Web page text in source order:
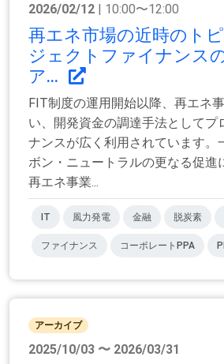
2026/02/12 | 10:00〜12:00
再エネ市場の近時のト
ジェクトファイナンス
ア...
FIT制度の運用開始以降、再エネ
い、開発資金の調達手法としてプ
ナンスが広く利用されています。
ボン・ニュートラルの更なる促進
再エネ事業...
IT 風力発電 金融 脱炭素
ファイナンス コーポレートPPA
アーカイブ
2025/10/03 〜 2026/03/31